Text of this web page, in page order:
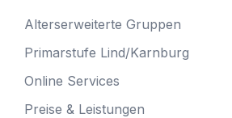
Alterserweiterte Gruppen
Primarstufe Lind/Karnburg
Online Services
Preise & Leistungen